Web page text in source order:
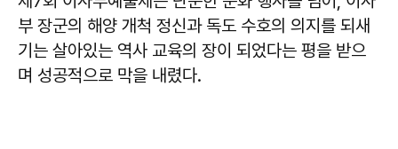
부 장군의 해양 개척 정신과 독도 수호의 의지를 되새
기는 살아있는 역사 교육의 장이 되었다는 평을 받으
며 성공적으로 막을 내렸다.